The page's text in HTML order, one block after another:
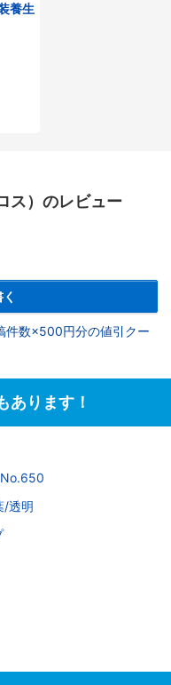
養生
ス）のレビュー
件数×500円分の値引クー
あります！
/透明